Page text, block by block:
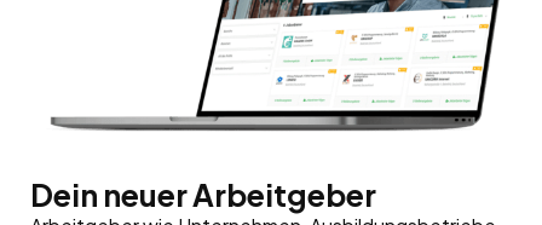
Dein neuer Arbeitgeber